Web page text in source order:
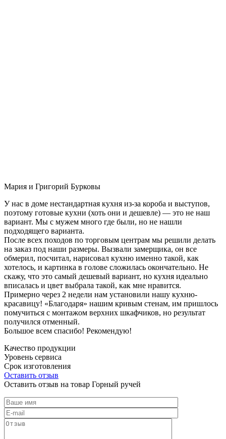
Мария и Григорий Бурковы
У нас в доме нестандартная кухня из-за короба и выступов,
поэтому готовые кухни (хоть они и дешевле) — это не наш
вариант. Мы с мужем много где были, но не нашли
подходящего варианта.
После всех походов по торговым центрам мы решили делать
на заказ под наши размеры. Вызвали замерщика, он все
обмерил, посчитал, нарисовал кухню именно такой, как
хотелось, и картинка в голове сложилась окончательно. Не
скажу, что это самый дешевый вариант, но кухня идеально
вписалась и цвет выбрала такой, как мне нравится.
Примерно через 2 недели нам установили нашу кухню-
красавицу! «Благодаря» нашим кривым стенам, им пришлось
помучиться с монтажом верхних шкафчиков, но результат
получился отменный.
Большое всем спасибо! Рекомендую!
Качество продукции
Уровень сервиса
Срок изготовления
Оставить отзыв
Оставить отзыв на товар Горный ручей